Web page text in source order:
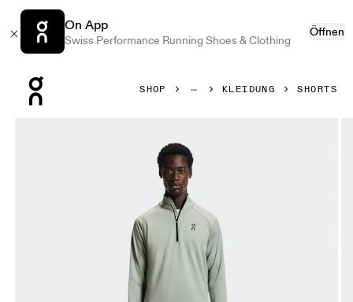
On App
Swiss Performance Running Shoes & Clothing
Öffnen
SHOP KLEIDUNG SHORTS